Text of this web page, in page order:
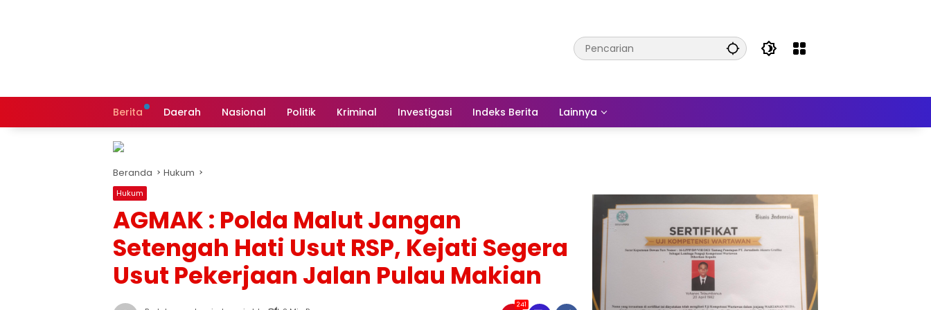
Berita Daerah Nasional Politik Kriminal Investigasi Indeks Berita Lainnya
Beranda Hukum
Hukum
AGMAK : Polda Malut Jangan
Setengah Hati Usut RSP, Kejati Segera
Usut Pekerjaan Jalan Pulau Makian
241